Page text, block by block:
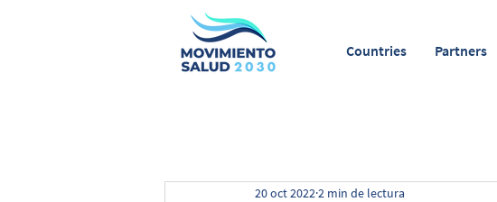
Countries Partners
20 oct 2022 2 min de lectura